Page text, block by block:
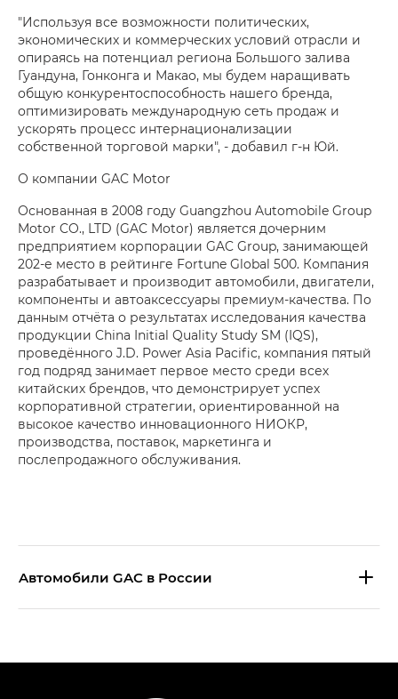
"Используя все возможности политических,
экономических и коммерческих условий отрасли и
опираясь на потенциал региона Большого залива
Гуандуна, Гонконга и Макао, мы будем наращивать
общую конкурентоспособность нашего бренда,
оптимизировать международную сеть продаж и
ускорять процесс интернационализации
собственной торговой марки", - добавил г-н Юй.
О компании GAC Motor
Основанная в 2008 году Guangzhou Automobile Group
Motor CO., LTD (GAC Motor) является дочерним
предприятием корпорации GAC Group, занимающей
202-е место в рейтинге Fortune Global 500. Компания
разрабатывает и производит автомобили, двигатели,
компоненты и автоаксессуары премиум-качества. По
данным отчёта о результатах исследования качества
продукции China Initial Quality Study SM (IQS),
проведённого J.D. Power Asia Pacific, компания пятый
год подряд занимает первое место среди всех
китайских брендов, что демонстрирует успех
корпоративной стратегии, ориентированной на
высокое качество инновационного НИОКР,
производства, поставок, маркетинга и
послепродажного обслуживания.
Aвтомобили GAC в России
Эс Икс ПРЕМИУМ — SX PREMIUM